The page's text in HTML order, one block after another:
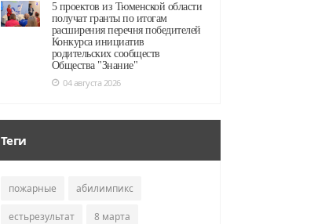
5 проектов из Тюменской области
получат гранты по итогам
расширения перечня победителей
Конкурса инициатив
родительских сообществ
Общества "Знание"
04 августа 2026
Теги
пожарные абилимпикс
естьрезультат 8 марта